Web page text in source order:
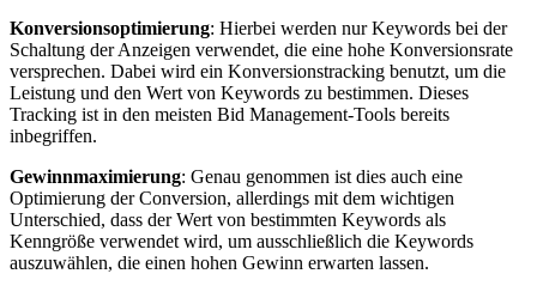
Konversionsoptimierung: Hierbei werden nur Keywords bei der
Schaltung der Anzeigen verwendet, die eine hohe Konversionsrate
versprechen. Dabei wird ein Konversionstracking benutzt, um die
Leistung und den Wert von Keywords zu bestimmen. Dieses
Tracking ist in den meisten Bid Management-Tools bereits
inbegriffen.
Gewinnmaximierung: Genau genommen ist dies auch eine
Optimierung der Conversion, allerdings mit dem wichtigen
Unterschied, dass der Wert von bestimmten Keywords als
Kenngröße verwendet wird, um ausschließlich die Keywords
auszuwählen, die einen hohen Gewinn erwarten lassen.